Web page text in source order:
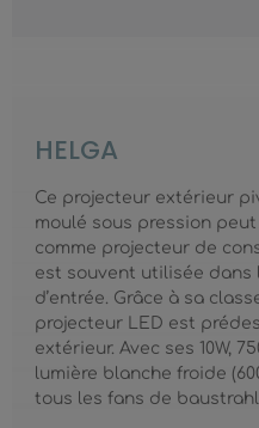
HELGA
Ce projecteur extérieur
moulé sous pression
comme projecteur de
est souvent utilisée dans
d’entrée. Grâce à sa
projecteur LED est
extérieur. Avec ses 10W,
lumière blanche froide
tous les fans de